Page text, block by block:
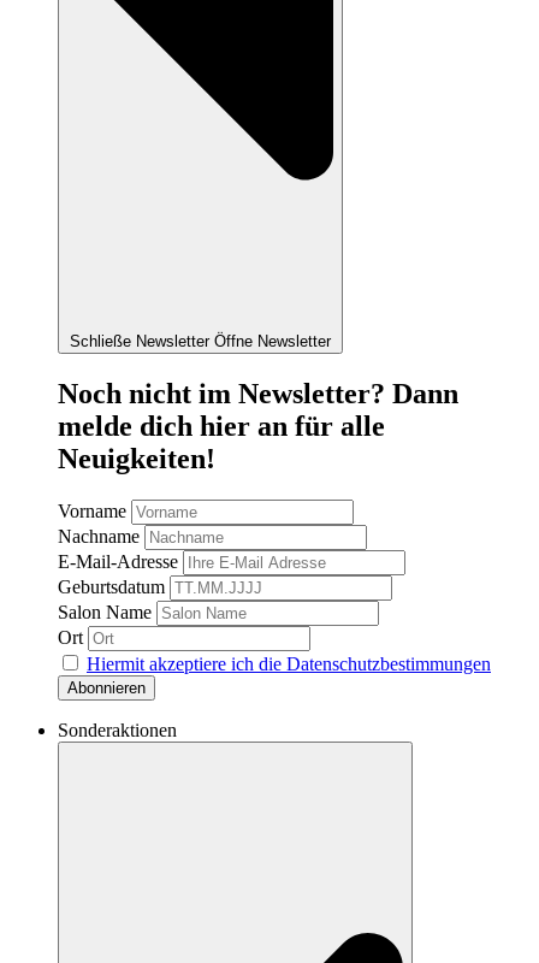
Schließe Newsletter Öffne Newsletter
Noch nicht im Newsletter? Dann
melde dich hier an für alle
Neuigkeiten!
Vorname
Nachname
E-Mail-Adresse
Geburtsdatum
Salon Name
Ort
Hiermit akzeptiere ich die Datenschutzbestimmungen
Sonderaktionen